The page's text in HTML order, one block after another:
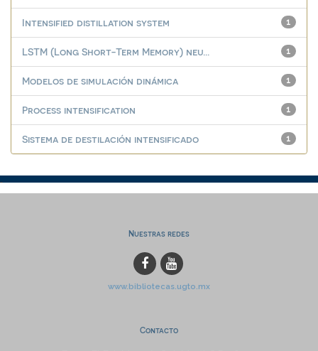
1
Intensified distillation system
1
LSTM (Long Short-Term Memory) neu...
1
Modelos de simulación dinámica
1
Process intensification
1
Sistema de destilación intensificado
Nuestras redes
www.bibliotecas.ugto.mx
Contacto